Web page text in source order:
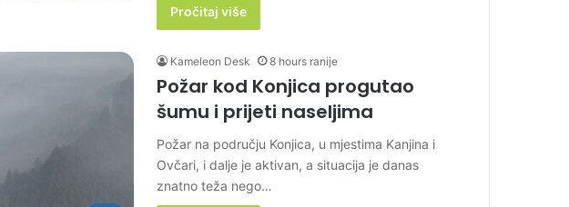
Pročitaj više
Kameleon Desk 8 hours ranije
Požar kod Konjica progutao
šumu i prijeti naseljima
Požar na području Konjica, u mjestima Kanjina i
Ovčari, i dalje je aktivan, a situacija je danas
znatno teža nego…